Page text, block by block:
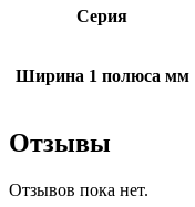
Серия
Ширина 1 полюса мм
Отзывы
Отзывов пока нет.